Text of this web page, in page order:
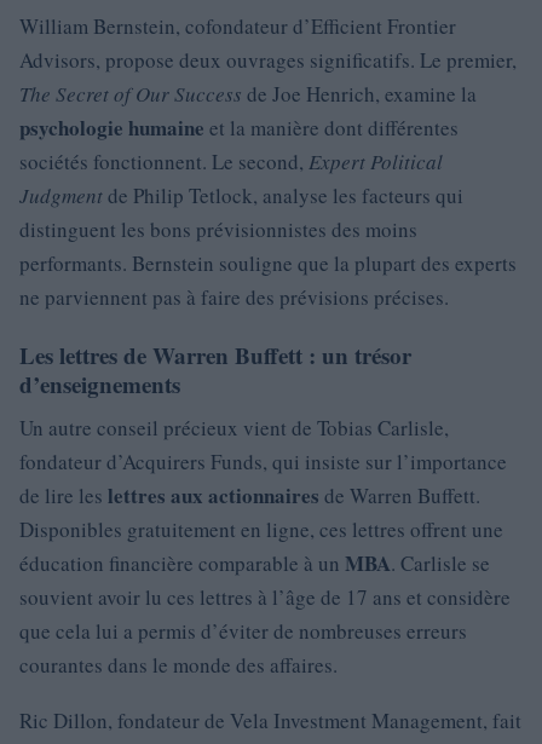
William Bernstein, cofondateur d’Efficient Frontier
Advisors, propose deux ouvrages significatifs. Le premier,
The Secret of Our Success de Joe Henrich, examine la
psychologie humaine et la manière dont différentes
sociétés fonctionnent. Le second, Expert Political
Judgmentde Philip Tetlock, analyse les facteurs qui
distinguent les bons prévisionnistes des moins
performants. Bernstein souligne que la plupart des experts
ne parviennent pas à faire des prévisions précises.
Les lettres de Warren Buffett : un trésor
d’enseignements
Un autre conseil précieux vient de Tobias Carlisle,
fondateur d’Acquirers Funds, qui insiste sur l’importance
de lire les lettres aux actionnaires de Warren Buffett.
Disponibles gratuitement en ligne, ces lettres offrent une
éducation financière comparable à un MBA. Carlisle se
souvient avoir lu ces lettres à l’âge de 17 ans et considère
que cela lui a permis d’éviter de nombreuses erreurs
courantes dans le monde des affaires.
Ric Dillon, fondateur de Vela Investment Management, fait